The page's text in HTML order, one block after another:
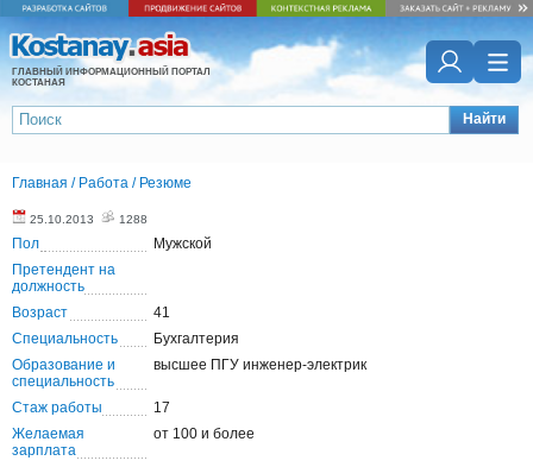
ГЛАВНЫЙ ИНФОРМАЦИОННЫЙ ПОРТАЛ
КОСТАНАЯ
Найти
Главная / Работа / Резюме
25.10.2013 1288
Пол
Мужской
Претендент на
должность
Возраст
41
Специальность
Бухгалтерия
Образование и
специальность
высшее ПГУ инженер-электрик
Стаж работы
17
Желаемая
зарплата
от 100 и более